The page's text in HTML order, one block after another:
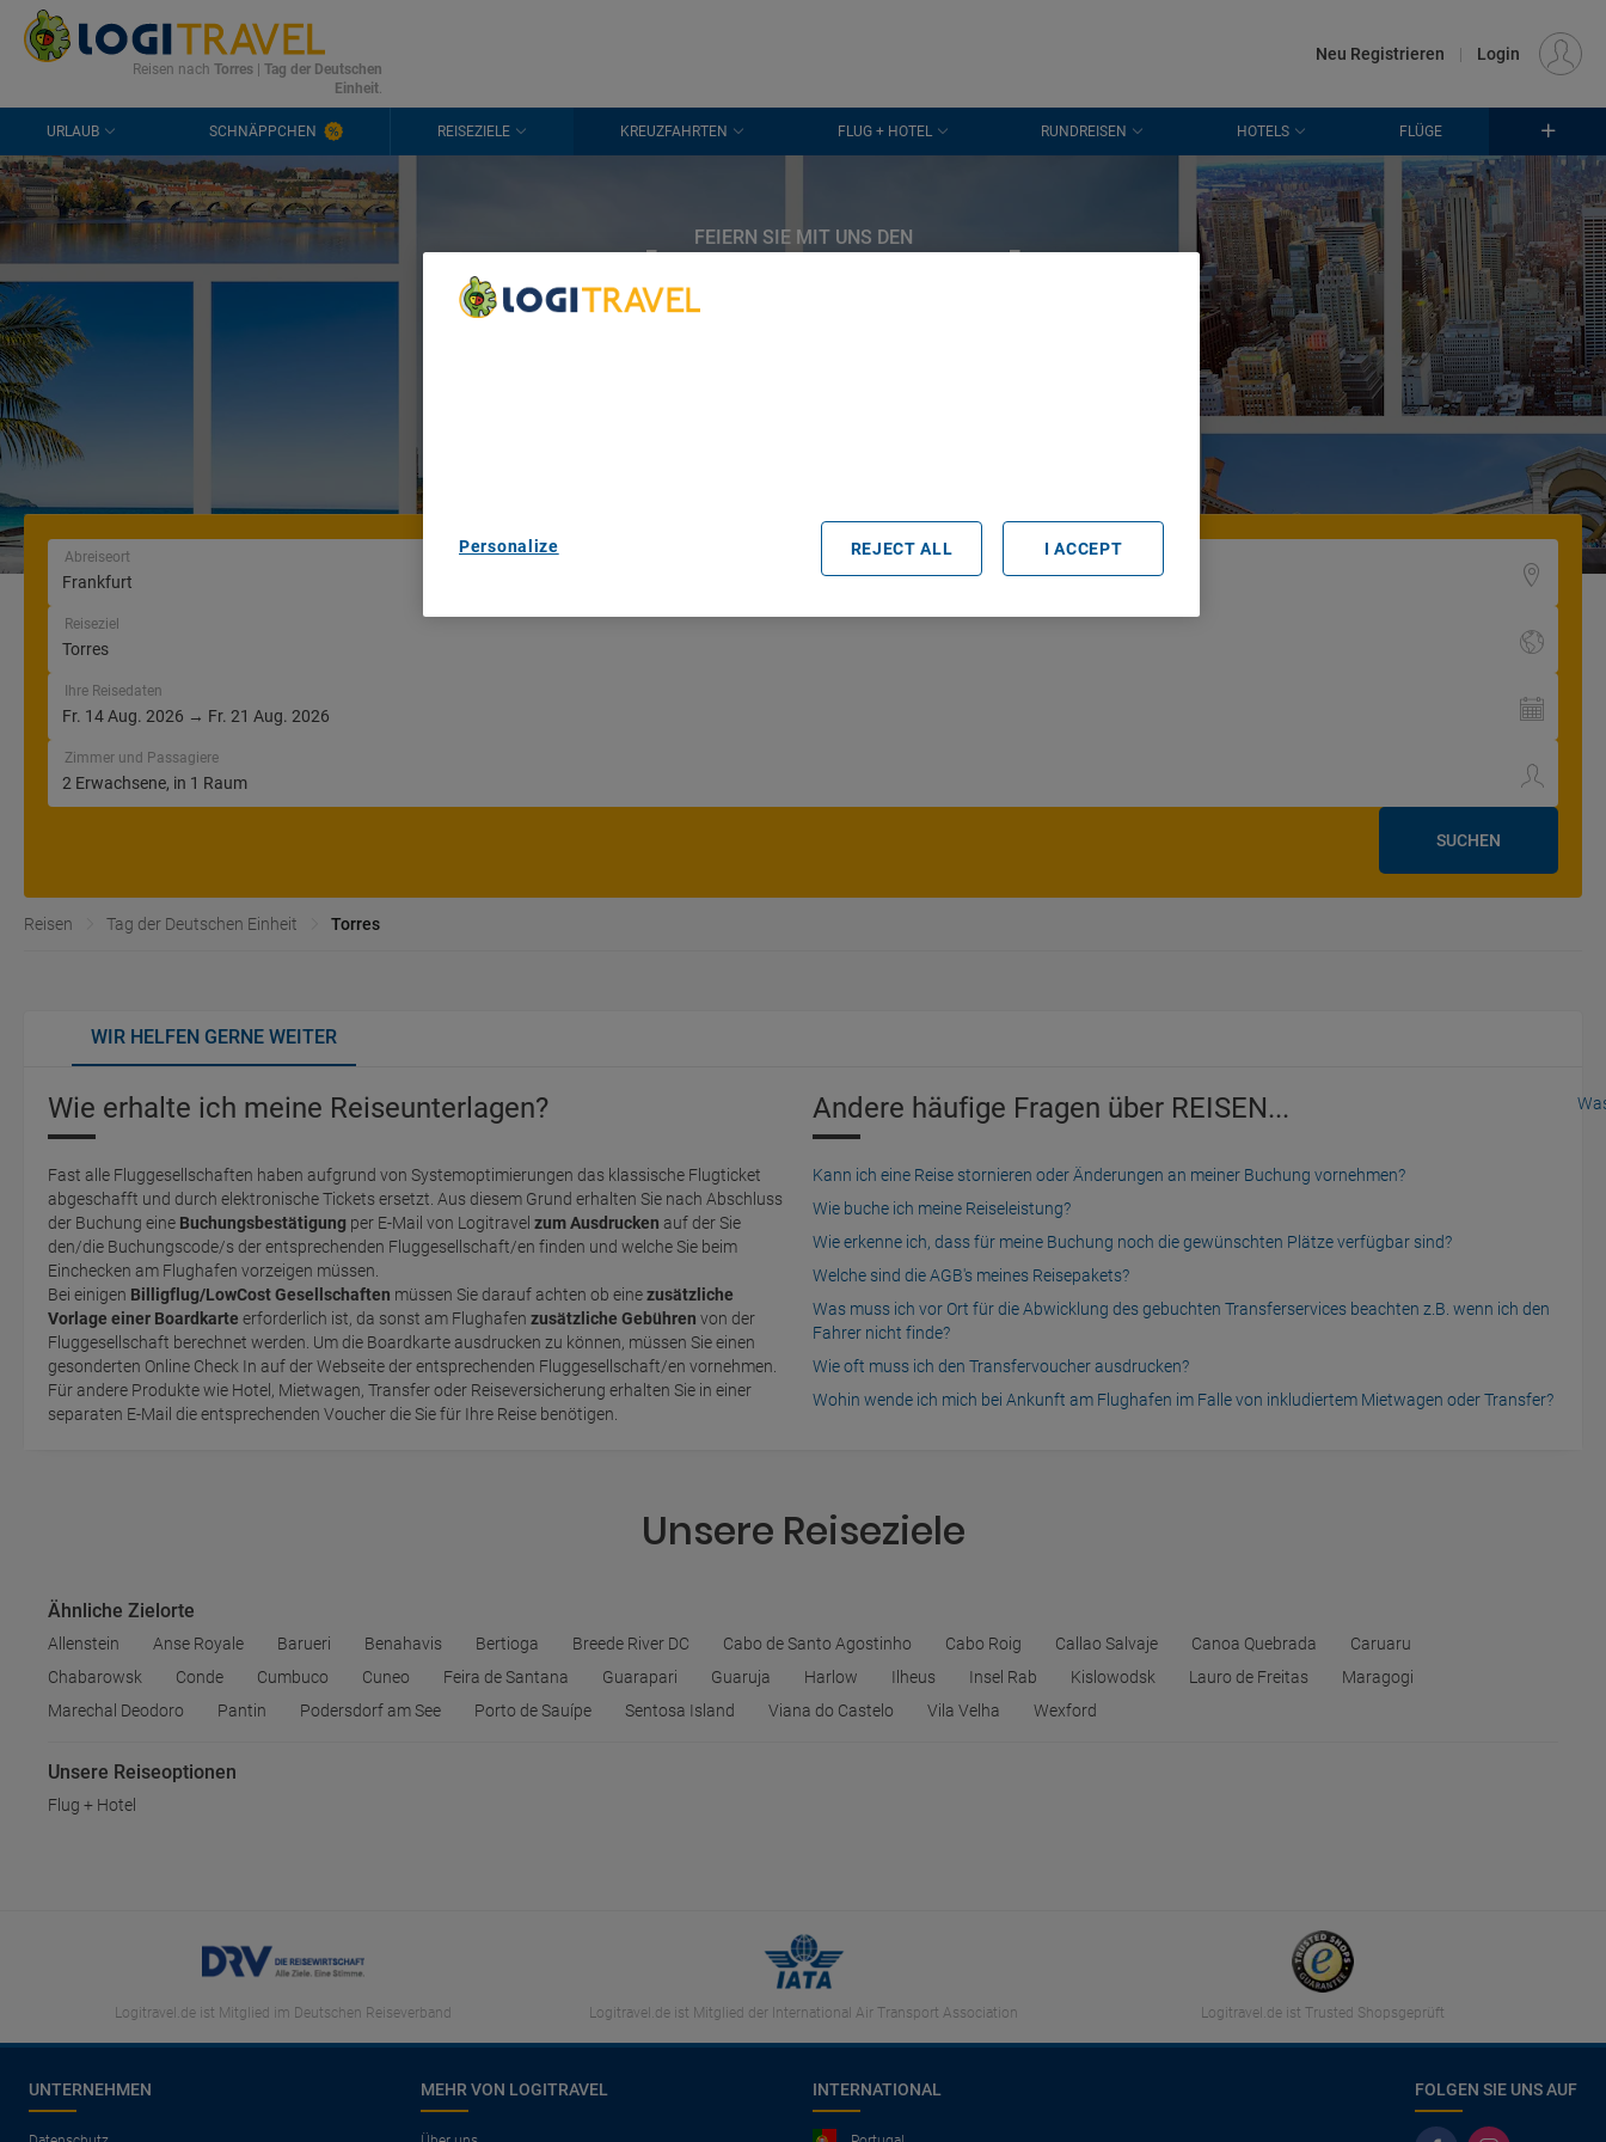
KONTAKT HÄUFIGE FRAGEN 0298 1909 3897
Reisen nach Torres
Tag der Deutschen
Einheit.
Neu Registrieren | Login
URLAUB SCHNÄPPCHEN REISEZIELE KREUZFAHRTEN FLUG + HOTEL RUNDREISEN HOTELS FLÜGE
FEIERN SIE MIT UNS DEN
Tag der Deutschen
Einheit in
Abreiseort
Reiseziel
Ihre Reisedaten
Zimmer und Passagiere
SUCHEN
Reisen Tag der Deutschen Einheit Torres
WIR HELFEN GERNE WEITER
Wie erhalte ich meine Reiseunterlagen?
Fast alle Fluggesellschaften haben aufgrund von Systemoptimierungen das klassische Flugticket
abgeschafft und durch elektronische Tickets ersetzt. Aus diesem Grund erhalten Sie nach Abschluss
der Buchung eine Buchungsbestätigung per E-Mail von Logitravel zum Ausdrucken auf der Sie
den/die Buchungscode/s der entsprechenden Fluggesellschaft/en finden und welche Sie beim
Einchecken am Flughafen vorzeigen müssen.
Bei einigen Billigflug/LowCost Gesellschaften müssen Sie darauf achten ob einezusätzliche
Vorlage einer Boardkarte erforderlich ist, da sonst am Flughafen zusätzliche Gebühren von der
Fluggesellschaft berechnet werden. Um die Boardkarte ausdrucken zu können, müssen Sie einen
gesonderten Online Check In auf der Webseite der entsprechenden Fluggesellschaft/en vornehmen.
Für andere Produkte wie Hotel, Mietwagen, Transfer oder Reiseversicherung erhalten Sie in einer
separaten E-Mail die entsprechenden Voucher die Sie für Ihre Reise benötigen.
Andere häufige Fragen über REISEN...
Kann ich eine Reise stornieren oder Änderungen an meiner Buchung vornehmen?
Wie buche ich meine Reiseleistung?
Wie erkenne ich, dass für meine Buchung noch die gewünschten Plätze verfügbar sind?
Welche sind die AGB's meines Reisepakets?
Was muss ich vor Ort für die Abwicklung des gebuchten Transferservices beachten z.B. wenn ich den
Fahrer nicht finde?
Wie oft muss ich den Transfervoucher ausdrucken?
Wohin wende ich mich bei Ankunft am Flughafen im Falle von inkludiertem Mietwagen oder Transfer?
Unsere Reiseziele
Ähnliche Zielorte
Allenstein Anse Royale Barueri Benahavis Bertioga Breede River DC Cabo de Santo Agostinho Cabo Roig Callao Salvaje Canoa Quebrada
Caruaru
Chabarowsk
Conde Cumbuco Cuneo Feira de Santana Guarapari Guaruja Harlow Ilheus Insel Rab Kislowodsk Lauro de Freitas
Maragogi
Marechal Deodoro
Pantin Podersdorf am See Porto de Sauípe Sentosa Island Viana do Castelo Vila Velha Wexford
Unsere Reiseoptionen
Flug + Hotel
Logitravel.de ist Mitglied im Deutschen Reiseverband Logitravel.de ist Mitglied der International Air Transport Association Logitravel.de ist Trusted Shopsgeprüft
UNTERNEHMEN MEHR VON LOGITRAVEL INTERNATIONAL FOLGEN SIE UNS AUF
Personalize REJECT ALL I ACCEPT